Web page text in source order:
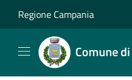
Regione Campania
Comune